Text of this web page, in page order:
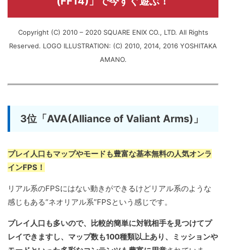
Copyright (C) 2010 – 2020 SQUARE ENIX CO., LTD. All Rights
Reserved. LOGO ILLUSTRATION: (C) 2010, 2014, 2016 YOSHITAKA
AMANO.
3位「AVA(Alliance of Valiant Arms)」
プレイ人口もマップやモードも豊富な基本無料の人気オンラ
インFPS！
リアル系のFPSにはない動きができるけどリアル系のような
感じもある“ネオリアル系”FPSという感じです。
プレイ人口も多いので、比較的簡単に対戦相手を見つけてプ
レイできますし、マップ数も100種類以上あり、ミッションや